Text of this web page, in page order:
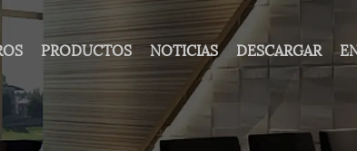
PRODUCTOS NOTICIAS DESCARGAR